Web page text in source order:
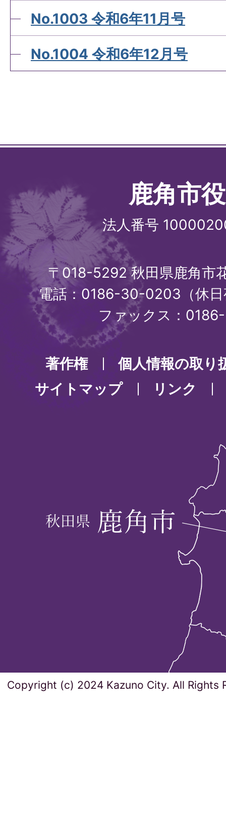
No.1003 令和6年11月号
No.1004 令和6年12月号
鹿角市
法人番号
〒018-5292 秋田県鹿角市
電話：0186-30-0203（休
ファックス：
著作権
個人情報の取り
サイトマップ
リンク
Copyright (c) 2024 Kazuno City. All Rights